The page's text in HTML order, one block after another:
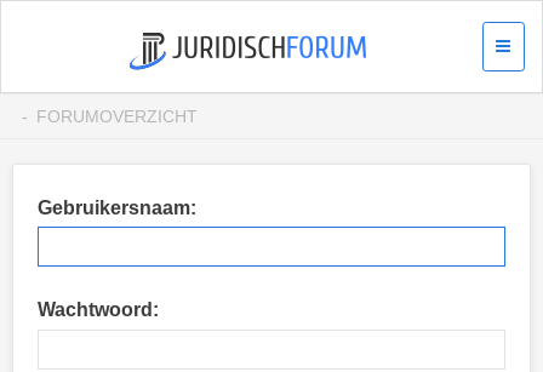
FORUMOVERZICHT
Gebruikersnaam:
Wachtwoord: